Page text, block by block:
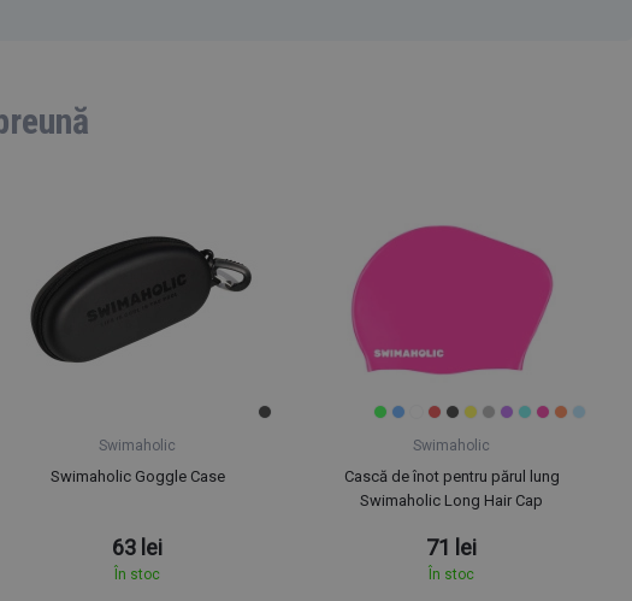
Swimaholic
Swimaholic Goggle Case
63 lei
În stoc
Swimaholic
Cască de înot pentru părul lung
Swimaholic Long Hair Cap
71 lei
În stoc